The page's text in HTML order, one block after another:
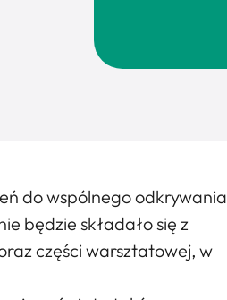
do wspólnego odkrywania
będzie składało się z
części warsztatowej, w